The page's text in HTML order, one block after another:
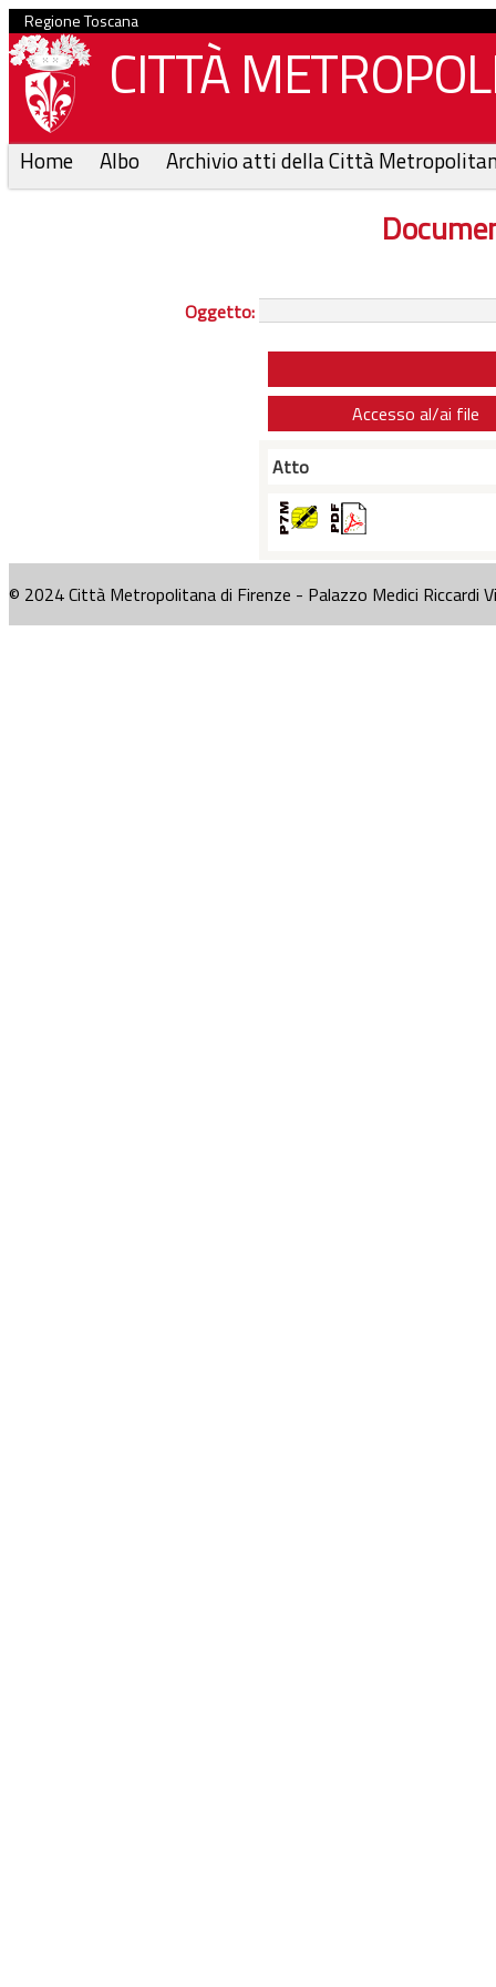
Regione Toscana
CITTÀ
Home Albo Archivio atti della Città
Oggetto:
Accesso al/ai file
Atto
© 2024 Città Metropolitana di Firenze - Palazzo Medici Riccardi